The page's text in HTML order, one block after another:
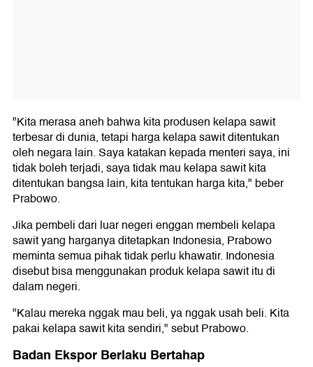
"Kita merasa aneh bahwa kita produsen kelapa sawit
terbesar di dunia, tetapi harga kelapa sawit ditentukan
oleh negara lain. Saya katakan kepada menteri saya, ini
tidak boleh terjadi, saya tidak mau kelapa sawit kita
ditentukan bangsa lain, kita tentukan harga kita," beber
Prabowo.
Jika pembeli dari luar negeri enggan membeli kelapa
sawit yang harganya ditetapkan Indonesia, Prabowo
meminta semua pihak tidak perlu khawatir. Indonesia
disebut bisa menggunakan produk kelapa sawit itu di
dalam negeri.
"Kalau mereka nggak mau beli, ya nggak usah beli. Kita
pakai kelapa sawit kita sendiri," sebut Prabowo.
Badan Ekspor Berlaku Bertahap